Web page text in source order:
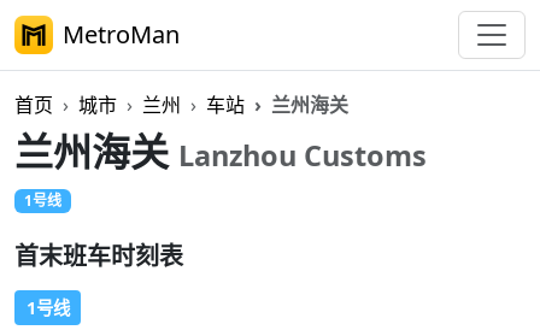
MetroMan
首页 城市 兰州 车站 兰州海关
兰州海关 Lanzhou Customs
1号线
首末班车时刻表
1号线